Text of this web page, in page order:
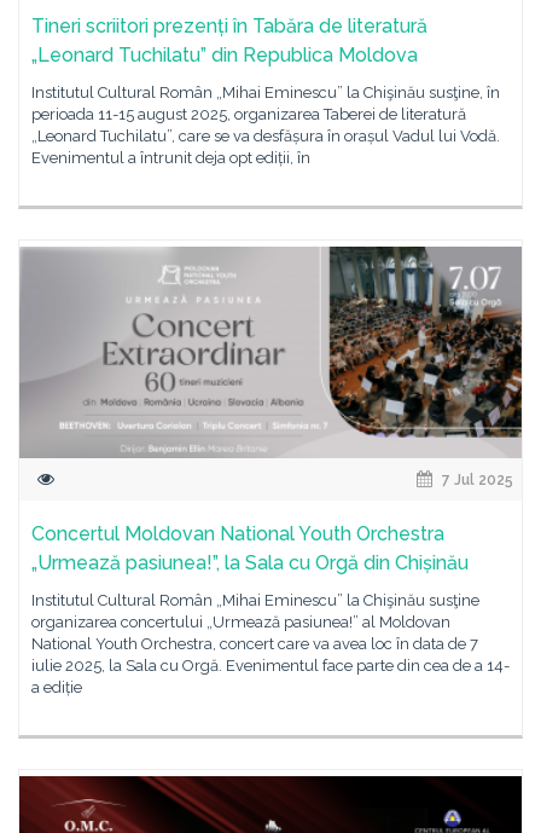
Tineri scriitori prezenți în Tabăra de literatură
„Leonard Tuchilatu” din Republica Moldova
Institutul Cultural Român „Mihai Eminescu” la Chişinău susţine, în
perioada 11-15 august 2025, organizarea Taberei de literatură
„Leonard Tuchilatu”, care se va desfășura în orașul Vadul lui Vodă.
Evenimentul a întrunit deja opt ediții, în
7 Jul 2025
Concertul Moldovan National Youth Orchestra
„Urmează pasiunea!”, la Sala cu Orgă din Chișinău
Institutul Cultural Român „Mihai Eminescu” la Chişinău susţine
organizarea concertului „Urmează pasiunea!” al Moldovan
National Youth Orchestra, concert care va avea loc în data de 7
iulie 2025, la Sala cu Orgă. Evenimentul face parte din cea de a 14-
a ediție